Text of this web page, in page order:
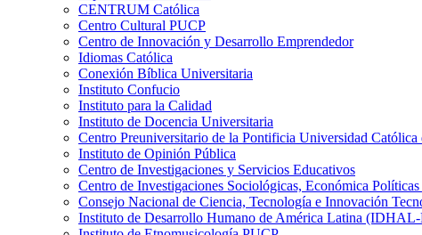
CENTRUM Católica
Centro Cultural PUCP
Centro de Innovación y Desarrollo Emprendedor
Idiomas Católica
Conexión Bíblica Universitaria
Instituto Confucio
Instituto para la Calidad
Instituto de Docencia Universitaria
Centro Preuniversitario de la Pontificia Universidad Católica
Instituto de Opinión Pública
Centro de Investigaciones y Servicios Educativos
Centro de Investigaciones Sociológicas, Económica
Consejo Nacional de Ciencia, Tecnología e Innovación
Instituto de Desarrollo Humano de América Latina